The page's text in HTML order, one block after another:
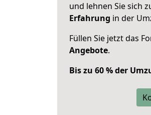
und lehnen Sie sich
Erfahrung in der
Füllen Sie jetzt das
Angebote.
Bis zu 60 % der